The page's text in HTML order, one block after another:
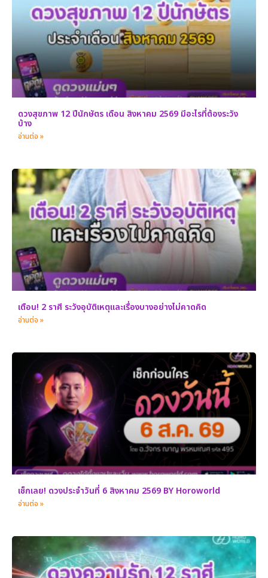
ดวงสุขภาพ 12 ปีนักษัตร เดือน สิงหาคม 2569 มีอะไรที่ต้องระวัง
บ้าง
อ่านต่อ »
เตือน! 2 ราศี ระวังอุบัติเหตุและเรื่องบางอย่างไม่คาดคิด
อ่านต่อ »
เช็กเลย! ดวงประจำวันที่ 6 สิงหาคม 2569 BY Horoworld
อ่านต่อ »